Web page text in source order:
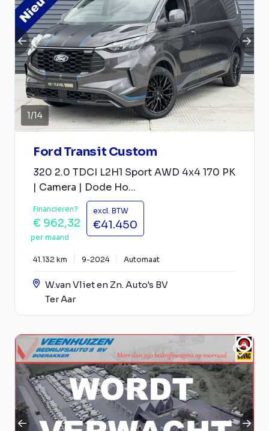
1/14
Ford Transit Custom
320 2.0 TDCI L2H1 Sport AWD 4x4 170 PK
| Camera | Dode Ho...
Financieren?
€ 962,32
per maand
excl. BTW
€41.450
41.132 km 9-2024 Automaat
W.van Vliet en Zn. Auto's BV
Ter Aar